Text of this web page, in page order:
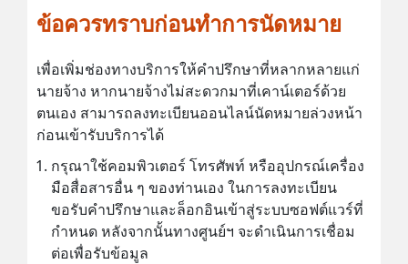
ข้อควรทราบก่อนทำการนัดหมาย
เพื่อเพิ่มช่องทางบริการให้คำปรึกษาที่หลากหลายแก่
นายจ้าง หากนายจ้างไม่สะดวกมาที่เคาน์เตอร์ด้วย
ตนเอง สามารถลงทะเบียนออนไลน์นัดหมายล่วงหน้า
ก่อนเข้ารับบริการได้
กรุณาใช้คอมพิวเตอร์ โทรศัพท์ หรืออุปกรณ์เครื่อง
มือสื่อสารอื่น ๆ ของท่านเอง ในการลงทะเบียน
ขอรับคำปรึกษาและล็อกอินเข้าสู่ระบบซอฟต์แวร์ที่
กำหนด หลังจากนั้นทางศูนย์ฯ จะดำเนินการเชื่อม
ต่อเพื่อรับข้อมูล